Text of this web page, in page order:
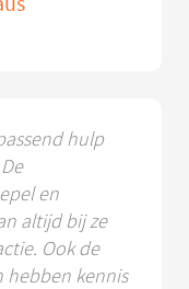
hulp
en
altijd bij ze
Ook de
hebben kennis